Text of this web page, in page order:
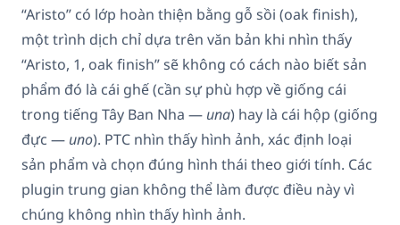
“Aristo” có lớp hoàn thiện bằng gỗ sồi (oak finish),
một trình dịch chỉ dựa trên văn bản khi nhìn thấy
“Aristo, 1, oak finish” sẽ không có cách nào biết sản
phẩm đó là cái ghế (cần sự phù hợp về giống cái
trong tiếng Tây Ban Nha — una) hay là cái hộp (giống
đực — uno). PTC nhìn thấy hình ảnh, xác định loại
sản phẩm và chọn đúng hình thái theo giới tính. Các
plugin trung gian không thể làm được điều này vì
chúng không nhìn thấy hình ảnh.